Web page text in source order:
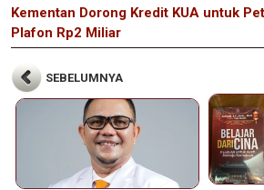
Kementan Dorong Kredit KUA untuk
Plafon Rp2 Miliar
SEBELUMNYA